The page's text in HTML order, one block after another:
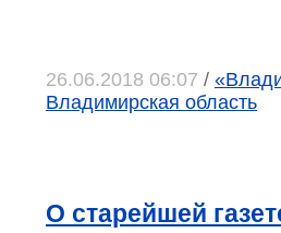
26.06.2018 06:07 /
Владимирская область
О старейшей